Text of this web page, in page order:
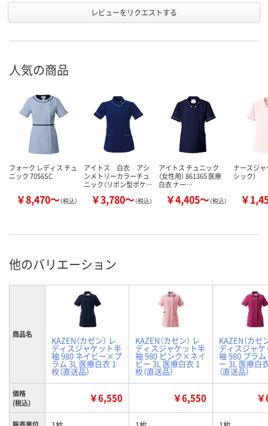
レビューをリクエストする
人気の商品
フォーク レディス チュ
ニック 7056SC
￥8,470～（税込）
アイトス 白衣 アシ
ンメトリーカラーチュ
ニック（リボン型ポケ…
￥3,780～（税込）
アイトス チュニック
（女性用） 861365 医療
白衣 ナー…
￥4,405～（税込）
ナースジャ
シック）
￥
他のバリエーション
商品名
KAZEN（カゼン） レ
ディスジャケット半
袖 980 ネイビー×プ
ラム 3L 医療白衣 1
枚（直送品）
KAZEN（カゼン） レ
ディスジャケット半
袖 980 ピンク×ネイ
ビー 3L 医療白衣 1
枚（直送品）
KAZEN（カゼ
ディスジャ
袖 980 プラ
ー 3L 医療白
（直送品）
価格
(税込)
￥6,550 ￥6,550